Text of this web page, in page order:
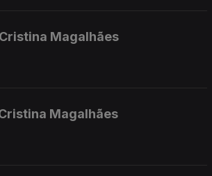
Magalhães
Magalhães